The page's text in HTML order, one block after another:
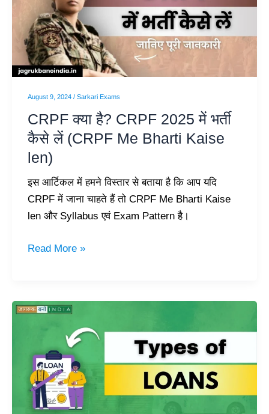
August 9, 2024 / Sarkari Exams
CRPF क्या है? CRPF 2025 में भर्ती
कैसे लें (CRPF Me Bharti Kaise
len)
इस आर्टिकल में हमने विस्तार से बताया है कि आप यदि
CRPF में जाना चाहते हैं तो CRPF Me Bharti Kaise
len और Syllabus एवं Exam Pattern है।
CRPF
2025
में
भर्ती
कैसे
Me
Bharti
Kaise
Read More »
लोन
और
ये
कितने